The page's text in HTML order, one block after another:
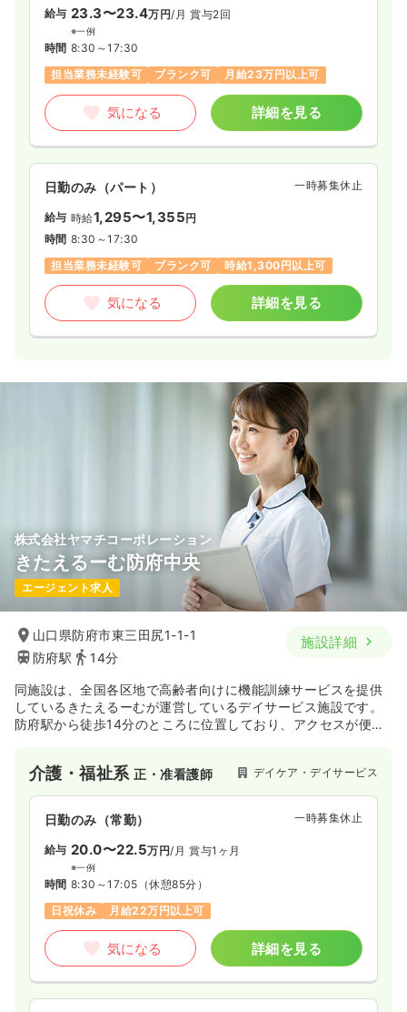
給与 23.3〜23.4万円/月 賞与2回
※一例
時間 8:30～17:30
担当業務未経験可
ブランク可 月給23万円以上可
気になる 詳細を見る
日勤のみ（パート） 一時募集休止
給与 時給1,295〜1,355円
時間 8:30～17:30
担当業務未経験可
ブランク可 時給1,300円以上可
気になる 詳細を見る
株式会社ヤマチコーポレーション
きたえるーむ防府中央
エージェント求人
山口県防府市東三田尻1-1-1
防府駅
14分
施設詳細
同施設は、全国各区地で高齢者向けに機能訓練サービスを提供
しているきたえるーむが運営しているデイサービス施設です。
防府駅から徒歩14分のところに位置しており、アクセスが便利
介護・福祉系正・准看護師 デイケア・デイサービス
日勤のみ（常勤） 一時募集休止
給与 20.0〜22.5万円/月 賞与1ヶ月
※一例
時間 8:30～17:05 （休憩85分）
日祝休み
月給22万円以上可
気になる 詳細を見る